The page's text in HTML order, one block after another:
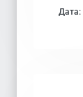
Дата: